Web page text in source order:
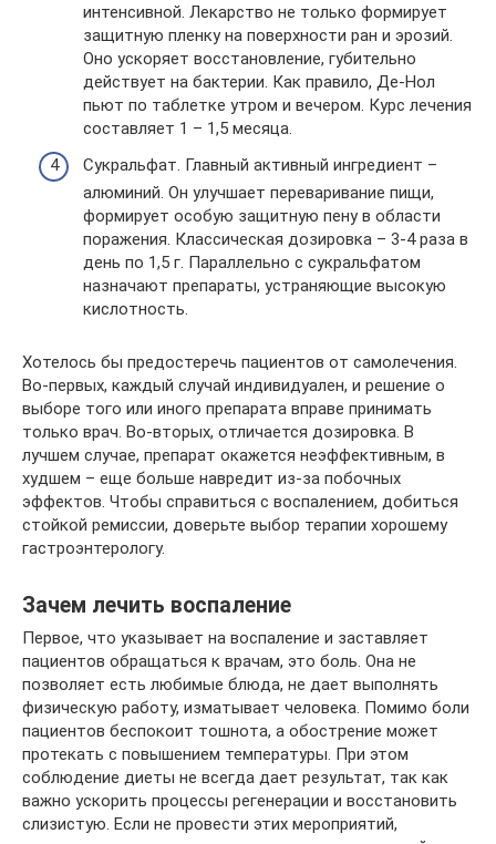
интенсивной. Лекарство не только формирует
защитную пленку на поверхности ран и эрозий.
Оно ускоряет восстановление, губительно
действует на бактерии. Как правило, Де-Нол
пьют по таблетке утром и вечером. Курс лечения
составляет 1 – 1,5 месяца.
Сукральфат. Главный активный ингредиент –
алюминий. Он улучшает переваривание пищи,
формирует особую защитную пену в области
поражения. Классическая дозировка – 3-4 раза в
день по 1,5 г. Параллельно с сукральфатом
назначают препараты, устраняющие высокую
кислотность.
Хотелось бы предостеречь пациентов от самолечения.
Во-первых, каждый случай индивидуален, и решение о
выборе того или иного препарата вправе принимать
только врач. Во-вторых, отличается дозировка. В
лучшем случае, препарат окажется неэффективным, в
худшем – еще больше навредит из-за побочных
эффектов. Чтобы справиться с воспалением, добиться
стойкой ремиссии, доверьте выбор терапии хорошему
гастроэнтерологу.
Зачем лечить воспаление
Первое, что указывает на воспаление и заставляет
пациентов обращаться к врачам, это боль. Она не
позволяет есть любимые блюда, не дает выполнять
физическую работу, изматывает человека. Помимо боли
пациентов беспокоит тошнота, а обострение может
протекать с повышением температуры. При этом
соблюдение диеты не всегда дает результат, так как
важно ускорить процессы регенерации и восстановить
слизистую. Если не провести этих мероприятий,